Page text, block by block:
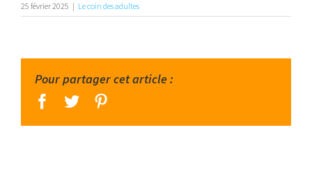
25 février 2025 | Le coin des adultes
Pour partager cet article :
facebook
twitter